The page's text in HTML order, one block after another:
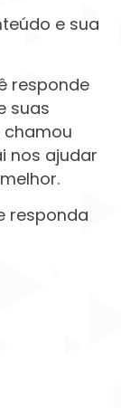
e sua
responde
suas
chamou
nos ajudar
responda